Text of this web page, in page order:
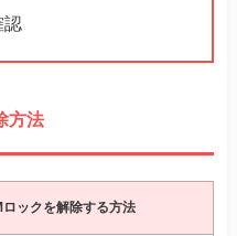
S703
KY-51D
認
方法
ロックを解除する方法